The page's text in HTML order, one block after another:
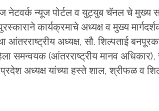
नेटवर्क न्यूज पोर्टल व युट्युब चॅनल चे मुख्य
कार्यक्रमाचे अध्यक्ष व मुख्य
आंतरराष्ट्रीय अध्यक्ष, सौ. शिल्पताई
समन्वयक (आंतरराष्ट्रीय मानव
प्रदेश अध्यक्ष यांच्या हस्ते शाल, श्रीफळ व